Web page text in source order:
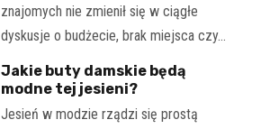
znajomych nie zmienił się w ciągłe
dyskusje o budżecie, brak miejsca czy…
Jakie buty damskie będą
modne tej jesieni?
Jesień w modzie rządzi się prostą